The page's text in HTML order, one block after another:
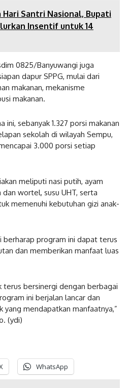
Hari Santri Nasional, Bupati
Insentif untuk 14
0825/Banyuwangi juga
dapur SPPG, mulai dari
makanan, mekanisme
makanan.
ini, sebanyak 1.327 porsi makanan
sekolah di wilayah Sempu,
3.000 porsi setiap
meliputi nasi putih, ayam
wortel, susu UHT, serta
memenuhi kebutuhan gizi anak-
berharap program ini dapat terus
dan memberikan manfaat luas
terus bersinergi dengan berbagai
ini berjalan lancar dan
yang mendapatkan manfaatnya,”
(ydi)
WhatsApp